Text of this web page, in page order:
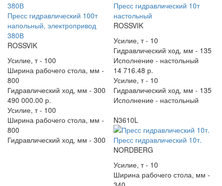
Пресс гидравлический 100т
напольный, электропривод
380В
ROSSVIK
Усилие, т - 100
Ширина рабочего стола, мм -
800
Гидравлический ход, мм - 300
490 000.00 р.
Усилие, т - 100
Ширина рабочего стола, мм -
800
Гидравлический ход, мм - 300
Пресс гидравлический 10т
настольный
ROSSVIK
Усилие, т - 10
Гидравлический ход, мм - 135
Исполнение - настольный
14 716.48 р.
Усилие, т - 10
Гидравлический ход, мм - 135
Исполнение - настольный
N3610L
Пресс гидравлический 10т.
NORDBERG
Усилие, т - 10
Ширина рабочего стола, мм -